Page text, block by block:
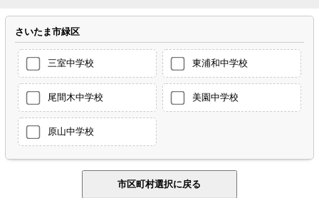
さいたま市緑区
三室中学校 東浦和中学校
尾間木中学校 美園中学校
原山中学校